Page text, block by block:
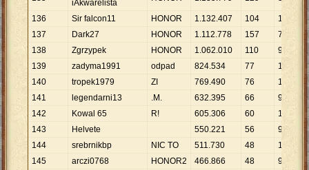
iAkwarelista
136 Sir falcon11 HONOR 1.132.407 104 10
137
Dark27 HONOR 1.112.778 157 7 .088
138
Zgrzypek HONOR 1.062.010 110 9
655
139
zadyma1991 odpad 824.534 77 10
140
tropek1979 ZI 769.490 76 10
125
141
legendarni13 .M. 632.395 66 9
142
Kowal 65 R! 605.306 60 10
143
Helvete 550.221 56 9 .825
144
srebrnikbp NIC TO 511.730 48 10
661
145
arczi0768 HONOR2 466.866 48 9 726